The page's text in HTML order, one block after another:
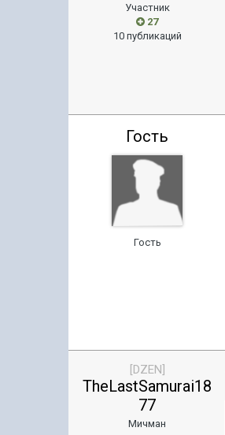
Участник
27
10 публикаций
Гость
Гость
[DZEN]
TheLastSamurai18
77
Мичман